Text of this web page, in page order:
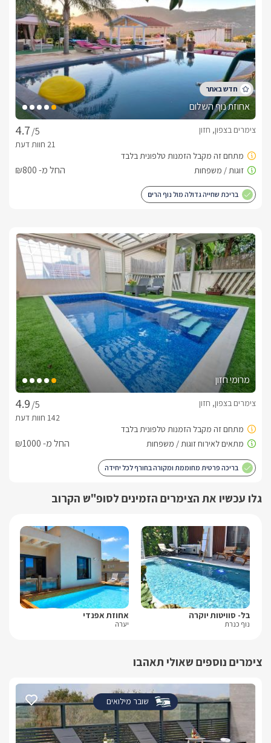
אחוזת נוף השלום
/5
צימרים בצפון, חזון
החל מ- ₪800
בריכת שחייה גדולה מול נוף הרים
מרומי חזון
/5
צימרים בצפון, חזון
החל מ- ₪1000
בריכה פרטית מחוממת ומקורה בחורף לכל יחידה
גלו עכשיו את הצימרים הזמינים לסופ"ש הקרוב
בל- סוויטות יוקרה
נוף כנרת
אחוזת אפנדי
יערה
צימרים נוספים שאולי תאהבו
שובר מילואים